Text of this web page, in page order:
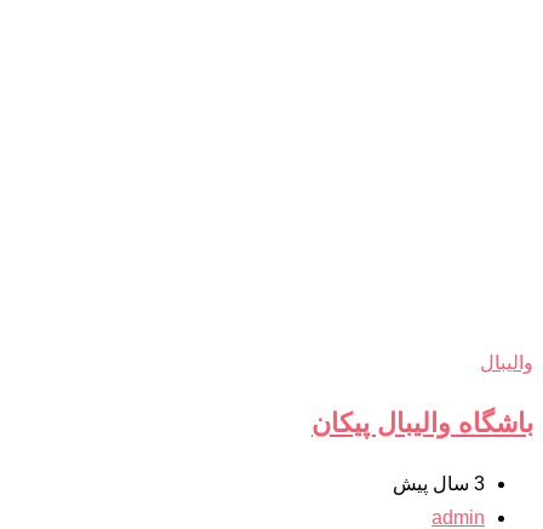
والیبال
باشگاه والیبال پیکان
3 سال پیش
admin